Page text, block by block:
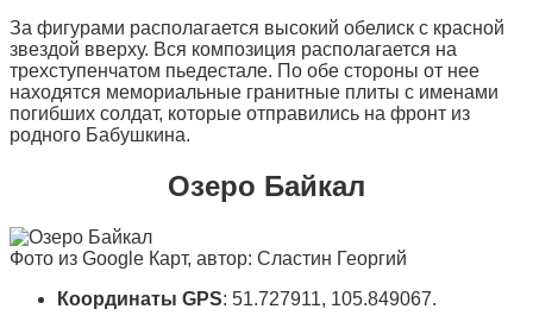
За фигурами располагается высокий обелиск с красной
звездой вверху. Вся композиция располагается на
трехступенчатом пьедестале. По обе стороны от нее
находятся мемориальные гранитные плиты с именами
погибших солдат, которые отправились на фронт из
родного Бабушкина.
Озеро Байкал
Фото из Google Карт, автор: Сластин Георгий
Координаты GPS: 51.727911, 105.849067.